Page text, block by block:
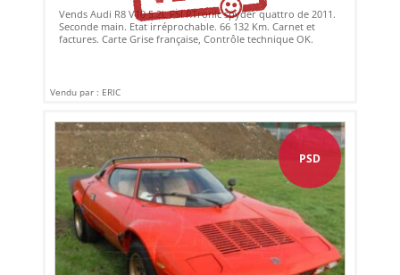
Vends Audi R8 V10 5.2L FSI RTronic spyder quattro de 2011.
Seconde main. Etat irréprochable. 66 132 Km. Carnet et
factures. Carte Grise française, Contrôle technique OK.
Vendu par : ERIC
PSD